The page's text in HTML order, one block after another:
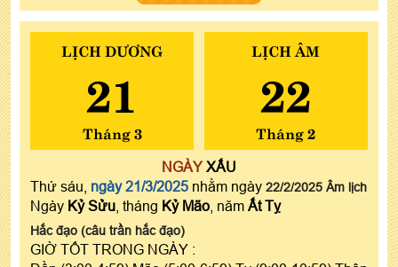
LỊCH DƯƠNG
21
Tháng 3
LỊCH ÂM
22
Tháng 2
NGÀYXẤU
Thứ sáu, ngày 21/3/2025 nhằm ngày 22/2/2025 Âm lịch
Ngày Kỷ Sửu , tháng Kỷ Mão , năm Ất Tỵ
Hắc đạo (câu trần hắc đạo)
GIỜ TỐT TRONG NGÀY :